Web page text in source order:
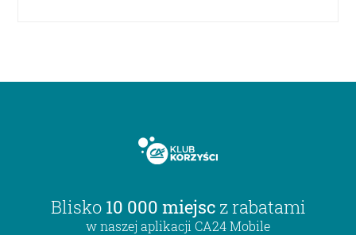
Blisko 10 000 miejsc z rabatami
w naszej aplikacji CA24 Mobile